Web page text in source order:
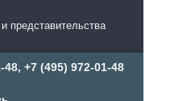
представительства
48, +7 (495) 972-01-48